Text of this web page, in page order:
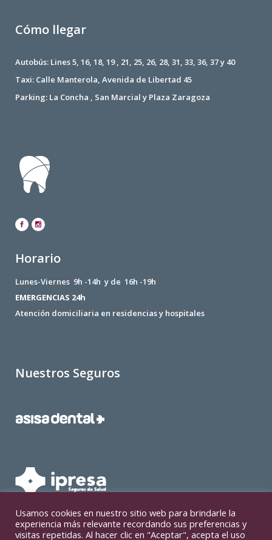
Cómo llegar
Autobús: Lines 5, 16, 18, 19 , 21, 25, 26, 28, 31, 33, 36, 37 y 40
Taxi: Calle Manterola, Avenida de Libertad 45
Parking: La Concha , San Marcial y Plaza Zaragoza
Horario
Lunes-Viernes 9h -14h y de 16h -19h
EMERGENCIAS 24h
Atención domiciliaria en residencias y hospitales
Nuestros Seguros
Usamos cookies en nuestro sitio web para brindarle la
experiencia más relevante recordando sus preferencias y
visitas repetidas. Al hacer clic en "Aceptar", acepta el uso